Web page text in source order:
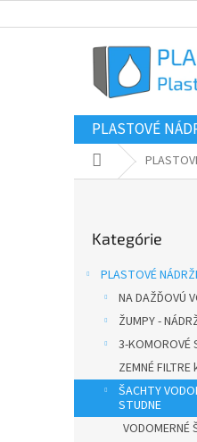
na
PLASTOVÉ
Domov
kategórie
Kategórie
PLASTOVÉ
NA DAŽĎOVÚ
ŽUMPY -
3-KOMOROVÉ
ZEMNÉ
ŠACHTY
STUDNE
VODOMERNÉ